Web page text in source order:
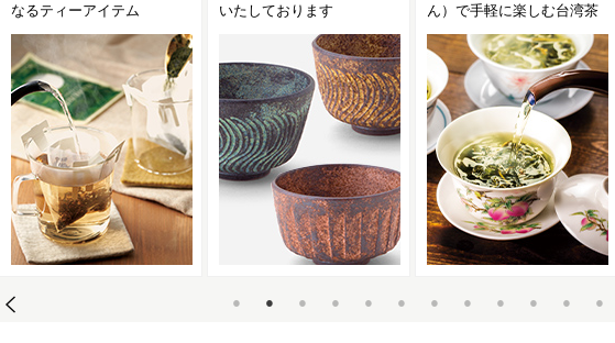
いたしております
ん）で手軽に楽しむ台湾茶
ンディークーラー